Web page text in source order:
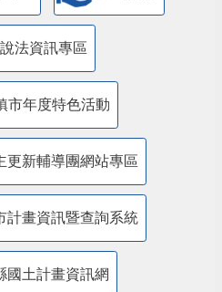
法資訊專區
市年度特色活動
更新輔導團網站專區
計畫資訊暨查詢系統
國土計畫資訊網